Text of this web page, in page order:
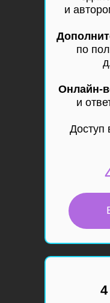
и
по
Онлайн-
и
Доступ